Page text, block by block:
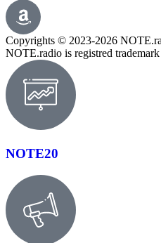
Copyrights © 2023-2026
NOTE.radio is registred
NOTE20